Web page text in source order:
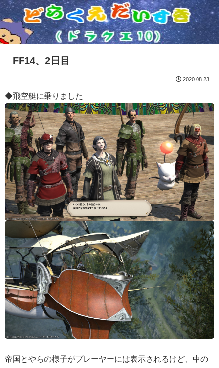
FF14、2日目
2020.08.23
◆飛空艇に乗りました
帝国とやらの様子がプレーヤーには表示されるけど、中の